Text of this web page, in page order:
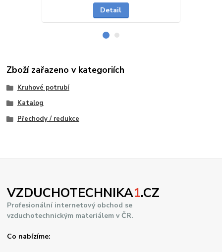
Detail
Zboží zařazeno v kategoriích
Kruhové potrubí
Katalog
Přechody / redukce
VZDUCHOTECHNIKA1.CZ
Profesionální internetový obchod se
vzduchotechnickým materiálem v ČR.
Co nabízíme: